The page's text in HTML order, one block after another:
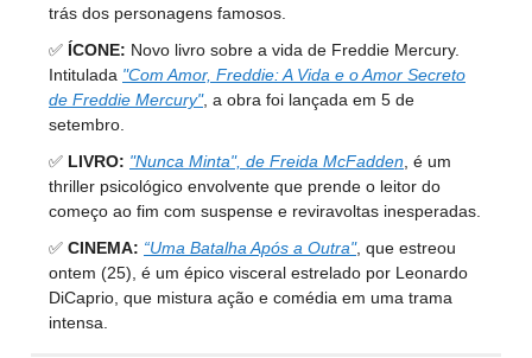
trás dos personagens famosos.
✅ ÍCONE: Novo livro sobre a vida de Freddie Mercury.
Intitulada "Com Amor, Freddie: A Vida e o Amor Secreto
de Freddie Mercury", a obra foi lançada em 5 de
setembro.
✅ LIVRO: "Nunca Minta", de Freida McFadden , é um
thriller psicológico envolvente que prende o leitor do
começo ao fim com suspense e reviravoltas inesperadas.
✅ CINEMA: “Uma Batalha Após a Outra", que estreou
ontem (25), é um épico visceral estrelado por Leonardo
DiCaprio, que mistura ação e comédia em uma trama
intensa.